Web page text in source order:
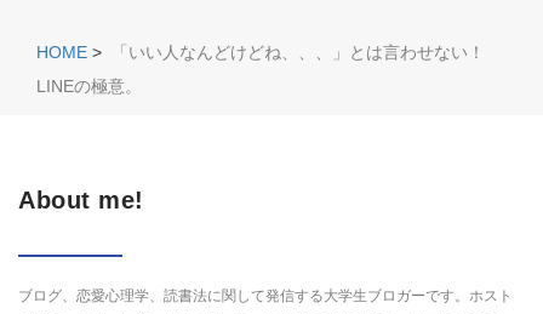
HOME >
「いい人なんどけどね、、、」とは言わせない！
LINEの極意。
About me!
ブログ、恋愛心理学、読書法に関して発信する大学生ブロガーです。ホスト